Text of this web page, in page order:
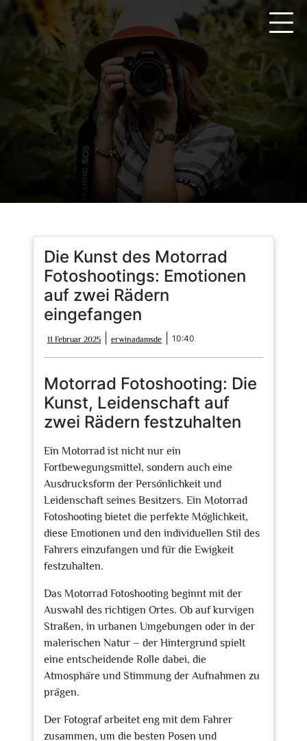
springen
Die Kunst des Motorrad
Fotoshootings: Emotionen
auf zwei Rädern
eingefangen
11 Februar 2025
Februar
2025
erwinadamsde erwinadamsde
10:40
Motorrad Fotoshooting: Die
Kunst, Leidenschaft auf
zwei Rädern festzuhalten
Ein Motorrad ist nicht nur ein
Fortbewegungsmittel, sondern auch eine
Ausdrucksform der Persönlichkeit und
Leidenschaft seines Besitzers. Ein Motorrad
Fotoshooting bietet die perfekte Möglichkeit,
diese Emotionen und den individuellen Stil des
Fahrers einzufangen und für die Ewigkeit
festzuhalten.
Das Motorrad Fotoshooting beginnt mit der
Auswahl des richtigen Ortes. Ob auf kurvigen
Straßen, in urbanen Umgebungen oder in der
malerischen Natur – der Hintergrund spielt
eine entscheidende Rolle dabei, die
Atmosphäre und Stimmung der Aufnahmen zu
prägen.
Der Fotograf arbeitet eng mit dem Fahrer
zusammen, um die besten Posen und